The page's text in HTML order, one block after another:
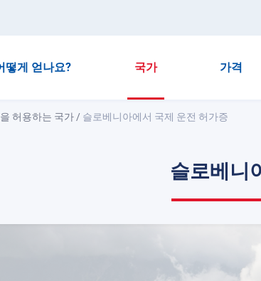
떻게 얻나요? 국가 가격
허용하는 국가 / 슬로베니아에서 국제 운전 허가증
슬로베니